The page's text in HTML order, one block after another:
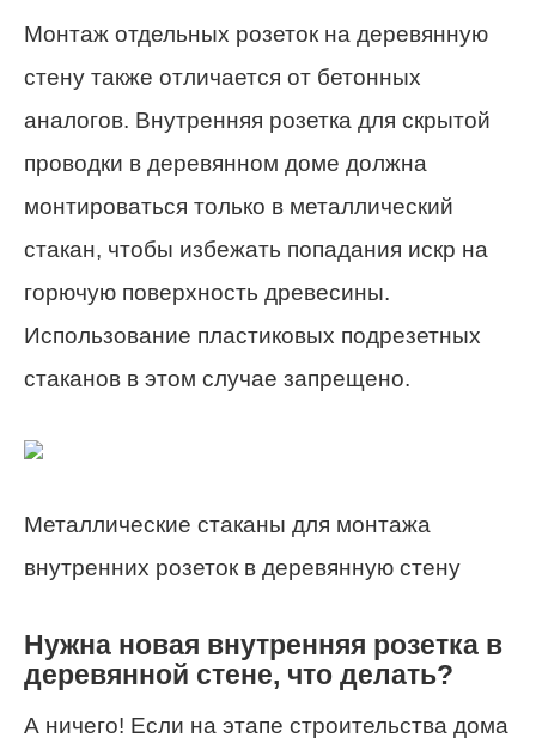
Монтаж отдельных розеток на деревянную
стену также отличается от бетонных
аналогов. Внутренняя розетка для скрытой
проводки в деревянном доме должна
монтироваться только в металлический
стакан, чтобы избежать попадания искр на
горючую поверхность древесины.
Использование пластиковых подрезетных
стаканов в этом случае запрещено.
Металлические стаканы для монтажа
внутренних розеток в деревянную стену
Нужна новая внутренняя розетка в
деревянной стене, что делать?
А ничего! Если на этапе строительства дома